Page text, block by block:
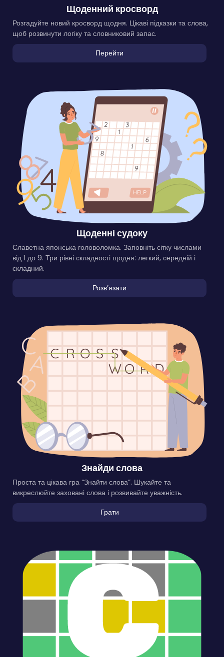
Щоденний кросворд
Розгадуйте новий кросворд щодня. Цікаві підказки та слова,
щоб розвинути логіку та словниковий запас.
Перейти
Щоденні судоку
Славетна японська головоломка. Заповніть сітку числами
від 1 до 9. Три рівні складності щодня: легкий, середній і
складний.
Розвʼязати
Знайди слова
Проста та цікава гра “Знайти слова”. Шукайте та
викреслюйте заховані слова і розвивайте уважність.
Грати